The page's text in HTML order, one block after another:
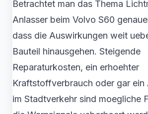
Betrachtet man das Thema
Anlasser beim Volvo S60
dass die Auswirkungen weit
Bauteil hinausgehen. Steigende
Reparaturkosten, ein erhoehter
Kraftstoffverbrauch oder gar ein
im Stadtverkehr sind moegliche